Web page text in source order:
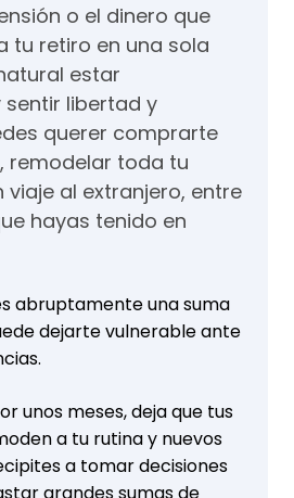
o el dinero que
tu retiro en una sola
estar
libertad y
querer comprarte
remodelar toda tu
viaje al extranjero, entre
hayas tenido en
abruptamente una suma
dejarte vulnerable ante
unos meses, deja que tus
a tu rutina y nuevos
a tomar decisiones
grandes sumas de